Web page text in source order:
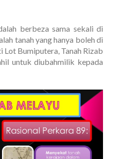
berbeza sama sekali di
tanah yang hanya boleh di
Bumiputera, Tanah Rizab
untuk diubahmilik kepada